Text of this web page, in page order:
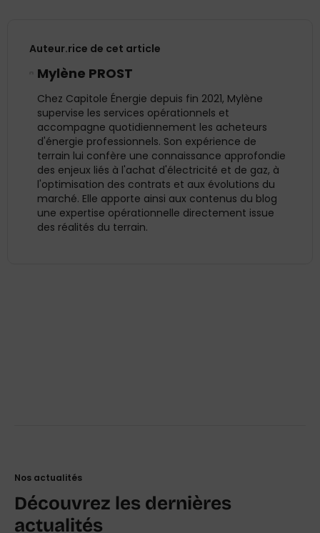
Auteur.rice de cet article
Mylène PROST
Chez Capitole Énergie depuis fin 2021, Mylène
supervise les services opérationnels et
accompagne quotidiennement les acheteurs
d'énergie professionnels. Son expérience de
terrain lui confère une connaissance approfondie
des enjeux liés à l'achat d'électricité et de gaz, à
l'optimisation des contrats et aux évolutions du
marché. Elle apporte ainsi aux contenus du blog
une expertise opérationnelle directement issue
des réalités du terrain.
Nos actualités
Découvrez les dernières
actualités